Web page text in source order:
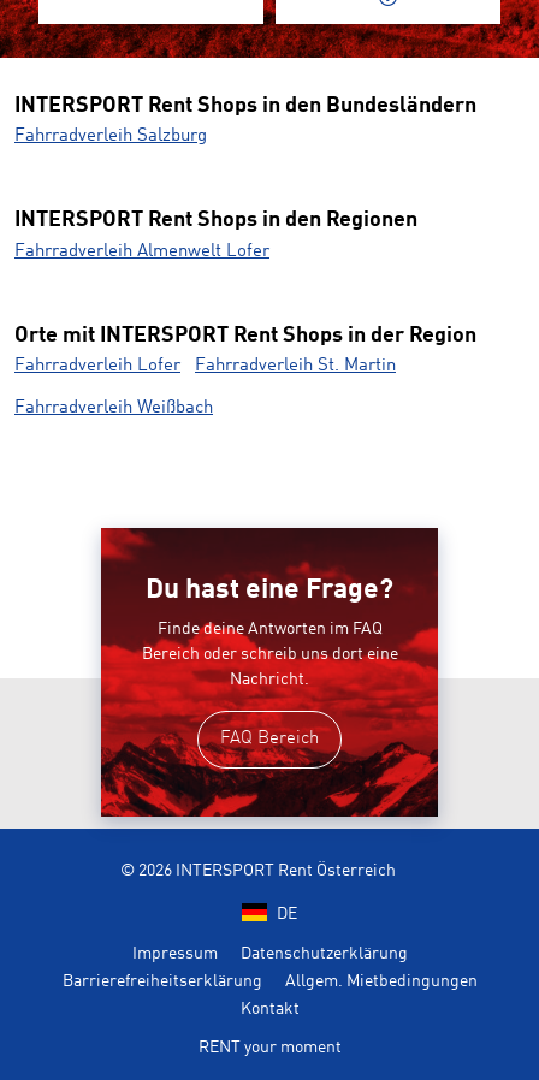
INTERSPORT Rent Shops in den Bundesländern
Fahrradverleih Salzburg
INTERSPORT Rent Shops in den Regionen
Fahrradverleih Almenwelt Lofer
Orte mit INTERSPORT Rent Shops in der Region
Fahrradverleih Lofer Fahrradverleih St. Martin
Fahrradverleih Weißbach
Du hast eine Frage?
Finde deine Antworten im FAQ
Bereich oder schreib uns dort eine
Nachricht.
FAQ Bereich
© 2026 INTERSPORT Rent Österreich
DE
Impressum
Datenschutzerklärung
Barrierefreiheitserklärung
Allgem. Mietbedingungen
Kontakt
RENT your moment